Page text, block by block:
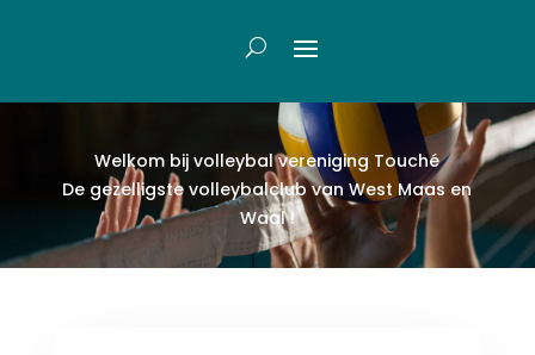
Welkom bij volleybal vereniging Touché
De gezelligste volleybalclub van West Maas en
Waal !